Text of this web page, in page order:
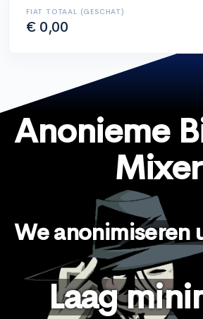
FIAT TOTAAL (GESCHAT)
€ 0,00
Anonieme
Mixer
We anonimiseren
Laag